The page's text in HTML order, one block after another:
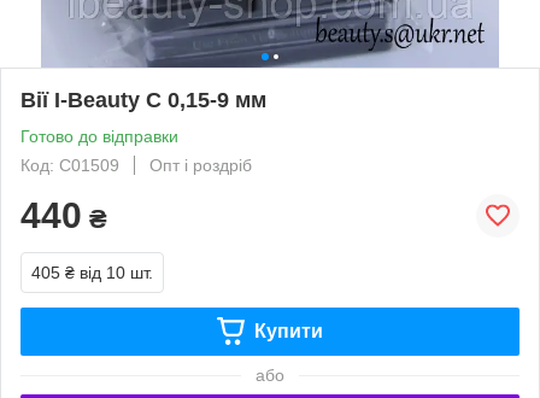
Вії I-Beauty С 0,15-9 мм
Готово до відправки
Код: C01509
Опт і роздріб
440 ₴
405 ₴ від 10 шт.
Купити
або